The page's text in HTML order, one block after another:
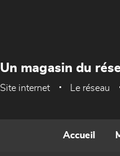
Un magasin du
Site internet Le réseau
Accueil